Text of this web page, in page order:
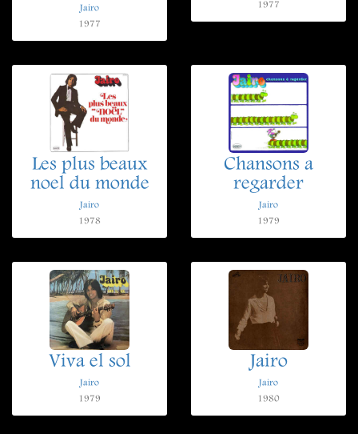
Jairo
1977
1977
Les plus beaux
noel du monde
Jairo
1978
Chansons a
regarder
Jairo
1979
Viva el sol
Jairo
1979
Jairo
Jairo
1980